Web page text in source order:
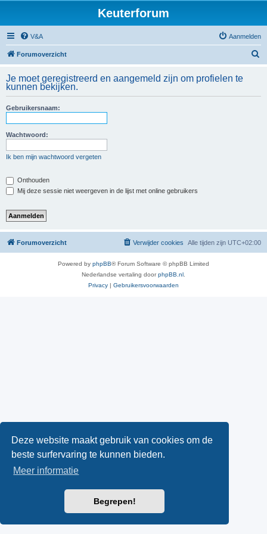
Deze website maakt gebruik van cookies om de
beste surfervaring te kunnen bieden.
Meer informatie
Begrepen!
Keuterforum
V&A Aanmelden
Forumoverzicht
k
Je moet geregistreerd en aangemeld zijn om profielen te
kunnen bekijken.
Gebruikersnaam:
Wachtwoord:
Ik ben mijn wachtwoord vergeten
Onthouden
Mij deze sessie niet weergeven in de lijst met online gebruikers
Forumoverzicht Alle tijden zijn UTC+02:00
Verwijder cookies
Powered by phpBB® Forum Software © phpBB Limited
Nederlandse vertaling doorphpBB.nl.
Privacy | Gebruikersvoorwaarden